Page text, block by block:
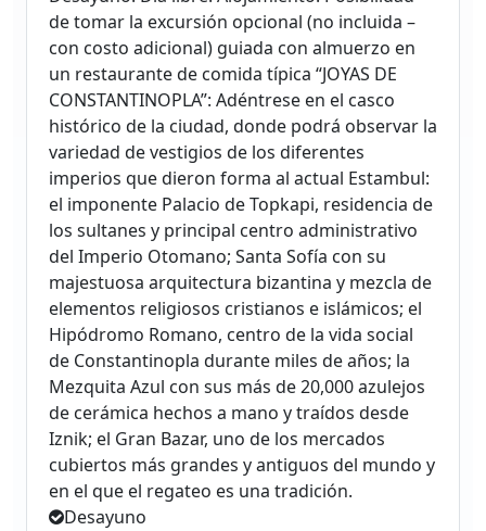
de tomar la excursión opcional (no incluida –
con costo adicional) guiada con almuerzo en
un restaurante de comida típica “JOYAS DE
CONSTANTINOPLA”: Adéntrese en el casco
histórico de la ciudad, donde podrá observar la
variedad de vestigios de los diferentes
imperios que dieron forma al actual Estambul:
el imponente Palacio de Topkapi, residencia de
los sultanes y principal centro administrativo
del Imperio Otomano; Santa Sofía con su
majestuosa arquitectura bizantina y mezcla de
elementos religiosos cristianos e islámicos; el
Hipódromo Romano, centro de la vida social
de Constantinopla durante miles de años; la
Mezquita Azul con sus más de 20,000 azulejos
de cerámica hechos a mano y traídos desde
Iznik; el Gran Bazar, uno de los mercados
cubiertos más grandes y antiguos del mundo y
en el que el regateo es una tradición.
Desayuno